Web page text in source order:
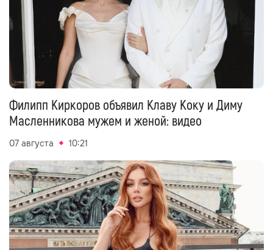
Филипп Киркоров объявил Клаву Коку и Диму
Масленникова мужем и женой: видео
07 августа 10:21